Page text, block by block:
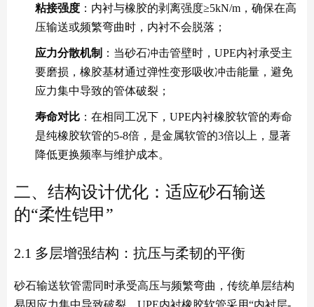
粘接强度 ：内衬与橡胶的剥离强度≥5kN/m，确保在高
压输送或频繁弯曲时，内衬不会脱落；
应力分散机制 ：当砂石冲击管壁时，UPE内衬承受主
要磨损，橡胶基材通过弹性变形吸收冲击能量，避免
应力集中导致的管体破裂；
寿命对比 ：在相同工况下，UPE内衬橡胶软管的寿命
是纯橡胶软管的5-8倍，是金属软管的3倍以上，显著
降低更换频率与维护成本。
二、结构设计优化：适应砂石输送
的“柔性铠甲”
2.1 多层增强结构：抗压与柔韧的平衡
砂石输送软管需同时承受高压与频繁弯曲，传统单层结构
易因应力集中导致破裂。UPE内衬橡胶软管采用“内衬层-